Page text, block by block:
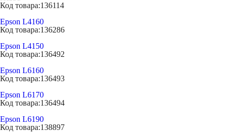
Код товара:136114
Epson L4160
Код товара:136286
Epson L4150
Код товара:136492
Epson L6160
Код товара:136493
Epson L6170
Код товара:136494
Epson L6190
Код товара:138897